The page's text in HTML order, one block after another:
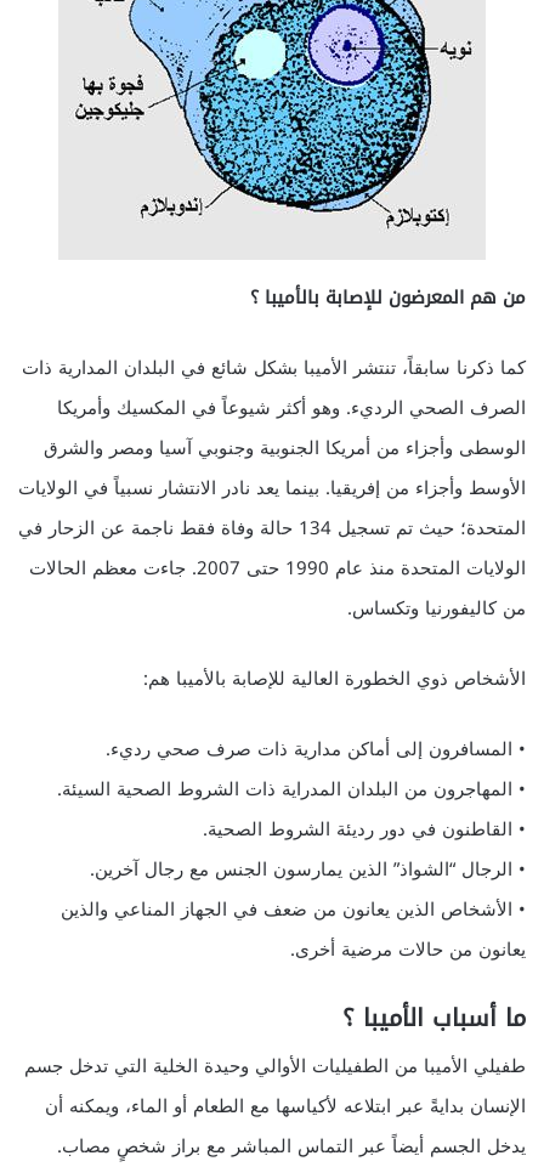
من هم المعرضون للإصابة بالأميبا ؟
كما ذكرنا سابقاً، تنتشر الأميبا بشكل شائع في البلدان المدارية ذات
الصرف الصحي الرديء. وهو أكثر شيوعاً في المكسيك وأمريكا
الوسطى وأجزاء من أمريكا الجنوبية وجنوبي آسيا ومصر والشرق
الأوسط وأجزاء من إفريقيا. بينما يعد نادر الانتشار نسبياً في الولايات
المتحدة؛ حيث تم تسجيل 134 حالة وفاة فقط ناجمة عن الزحار في
الولايات المتحدة منذ عام 1990 حتى 2007. جاءت معظم الحالات
من كاليفورنيا وتكساس.
الأشخاص ذوي الخطورة العالية للإصابة بالأميبا هم:
• المسافرون إلى أماكن مدارية ذات صرف صحي رديء.
• المهاجرون من البلدان المدراية ذات الشروط الصحية السيئة.
• القاطنون في دور رديئة الشروط الصحية.
• الرجال “الشواذ” الذين يمارسون الجنس مع رجال آخرين.
• الأشخاص الذين يعانون من ضعف في الجهاز المناعي والذين
يعانون من حالات مرضية أخرى.
ما أسباب الأميبا ؟
طفيلي الأميبا من الطفيليات الأوالي وحيدة الخلية التي تدخل جسم
الإنسان بدايةً عبر ابتلاعه لأكياسها مع الطعام أو الماء، ويمكنه أن
يدخل الجسم أيضاً عبر التماس المباشر مع براز شخصٍ مصاب.